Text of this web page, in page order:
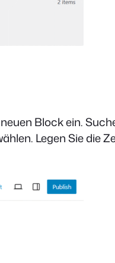
Block ein.
Legen Sie die